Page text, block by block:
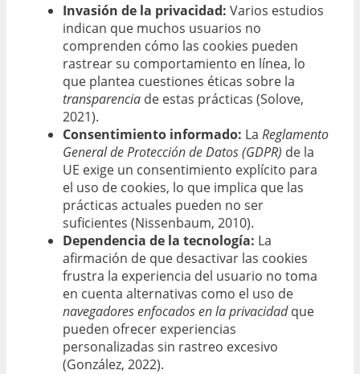
Invasión de la privacidad: Varios estudios
indican que muchos usuarios no
comprenden cómo las cookies pueden
rastrear su comportamiento en línea, lo
que plantea cuestiones éticas sobre la
transparencia de estas prácticas (Solove,
2021).
Consentimiento informado: La Reglamento
General de Protección de Datos (GDPR) de la
UE exige un consentimiento explícito para
el uso de cookies, lo que implica que las
prácticas actuales pueden no ser
suficientes (Nissenbaum, 2010).
Dependencia de la tecnología: La
afirmación de que desactivar las cookies
frustra la experiencia del usuario no toma
en cuenta alternativas como el uso de
navegadores enfocados en la privacidadque
pueden ofrecer experiencias
personalizadas sin rastreo excesivo
(González, 2022).